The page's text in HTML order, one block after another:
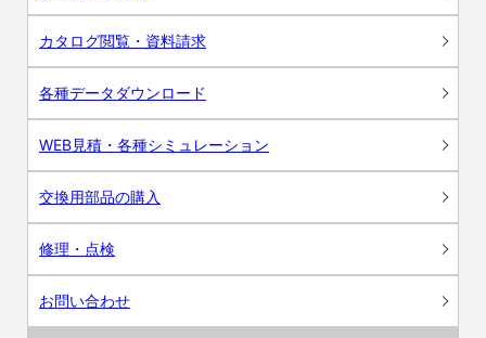
カタログ閲覧・資料請求
各種データダウンロード
WEB見積・各種シミュレーション
交換用部品の購入
修理・点検
お問い合わせ